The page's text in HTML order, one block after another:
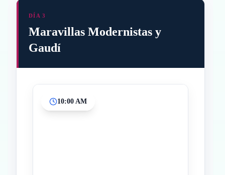
DÍA 3
Maravillas Modernistas y
Gaudí
10:00 AM